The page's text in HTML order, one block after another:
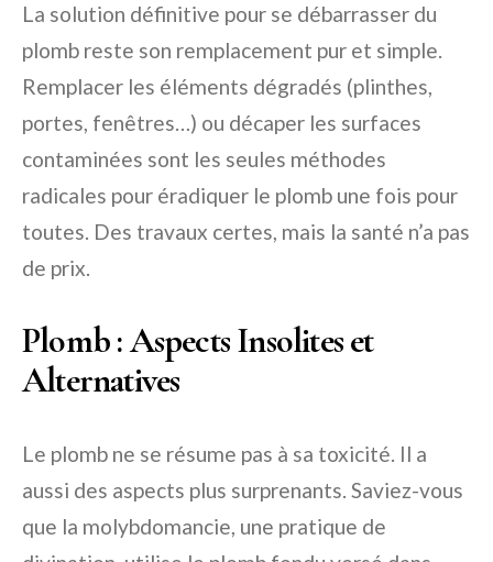
La solution définitive pour se débarrasser du
plomb reste son remplacement pur et simple.
Remplacer les éléments dégradés (plinthes,
portes, fenêtres…) ou décaper les surfaces
contaminées sont les seules méthodes
radicales pour éradiquer le plomb une fois pour
toutes. Des travaux certes, mais la santé n’a pas
de prix.
Plomb : Aspects Insolites et
Alternatives
Le plomb ne se résume pas à sa toxicité. Il a
aussi des aspects plus surprenants. Saviez-vous
que la molybdomancie, une pratique de